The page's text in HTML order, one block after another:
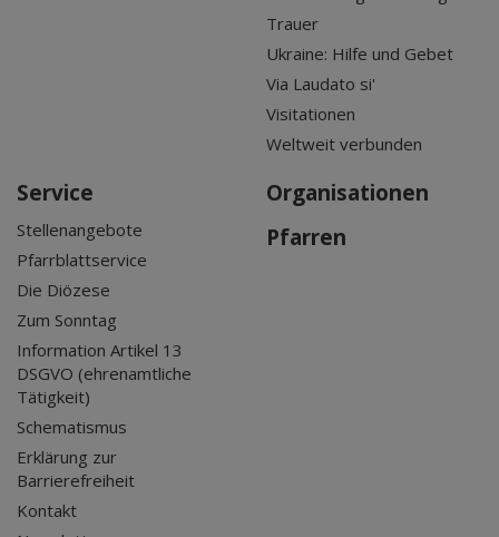
Trauer
Ukraine: Hilfe und Gebet
Via Laudato si'
Visitationen
Weltweit verbunden
Service
Stellenangebote
Pfarrblattservice
Die Diözese
Zum Sonntag
Information Artikel 13
DSGVO (ehrenamtliche
Tätigkeit)
Schematismus
Erklärung zur
Barrierefreiheit
Kontakt
Organisationen
Pfarren